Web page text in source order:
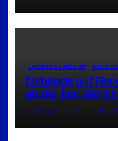
LANDKREIS LANDSHUT
Gebäude auf
an der Isar steht
7. AUGUST 2026